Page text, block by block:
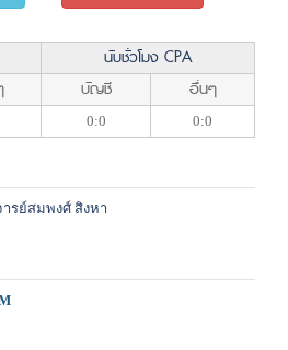
นับชั่วโมง CPA
บัญชี อื่นๆ
0:0 0:0
ารย์สมพงศ์ สิงหา